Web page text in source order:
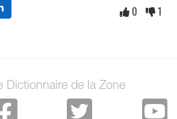
0 1
Dictionnaire de la Zone